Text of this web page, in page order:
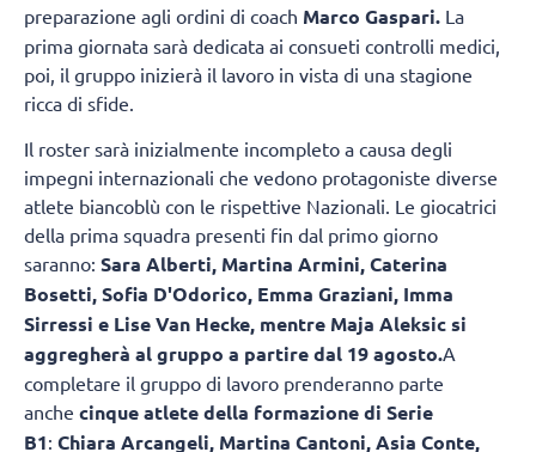
preparazione agli ordini di coach Marco Gaspari. La
prima giornata sarà dedicata ai consueti controlli medici,
poi, il gruppo inizierà il lavoro in vista di una stagione
ricca di sfide.
Il roster sarà inizialmente incompleto a causa degli
impegni internazionali che vedono protagoniste diverse
atlete biancoblù con le rispettive Nazionali. Le giocatrici
della prima squadra presenti fin dal primo giorno
saranno: Sara Alberti, Martina Armini, Caterina
Bosetti, Sofia D'Odorico, Emma Graziani, Imma
Sirressi e Lise Van Hecke, mentre Maja Aleksic si
aggregherà al gruppo a partire dal 19 agosto.A
completare il gruppo di lavoro prenderanno parte
anche cinque atlete della formazione di Serie
B1: Chiara Arcangeli, Martina Cantoni, Asia Conte,